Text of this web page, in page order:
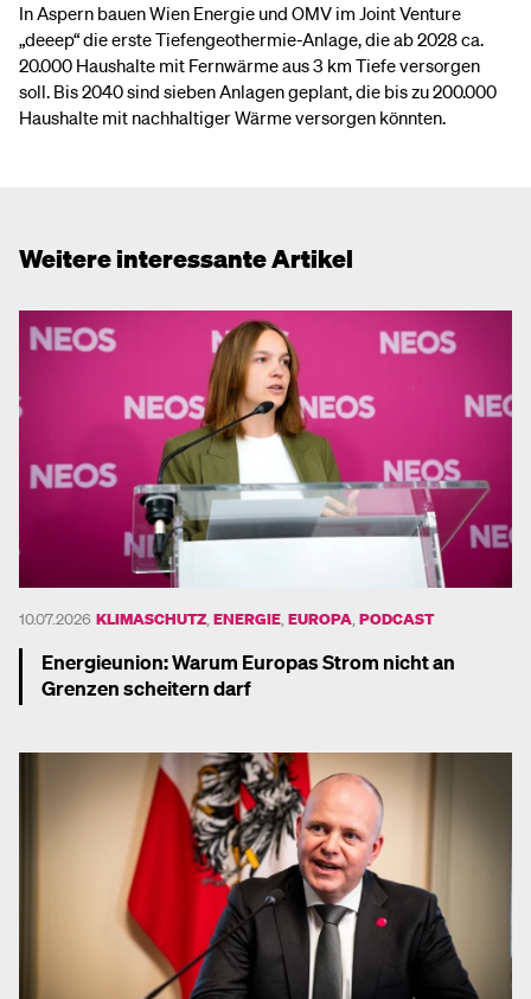
In Aspern bauen Wien Energie und OMV im Joint Venture
„deeep“ die erste Tiefengeothermie-Anlage, die ab 2028 ca.
20.000 Haushalte mit Fernwärme aus 3 km Tiefe versorgen
soll. Bis 2040 sind sieben Anlagen geplant, die bis zu 200.000
Haushalte mit nachhaltiger Wärme versorgen könnten.
Weitere interessante Artikel
10.07.2026 KLIMASCHUTZ ENERGIE EUROPA PODCAST
Energieunion: Warum Europas Strom nicht an
Grenzen scheitern darf